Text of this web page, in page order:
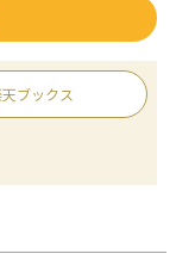
ブックス